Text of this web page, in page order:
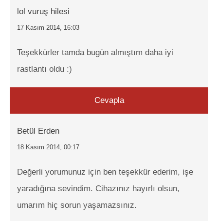
lol vuruş hilesi
17 Kasım 2014, 16:03
Teşekkürler tamda bugün almıştım daha iyi
rastlantı oldu :)
Cevapla
Betül Erden
18 Kasım 2014, 00:17
Değerli yorumunuz için ben teşekkür ederim, işe
yaradığına sevindim. Cihazınız hayırlı olsun,
umarım hiç sorun yaşamazsınız.